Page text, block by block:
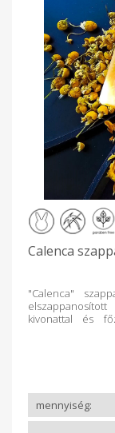
Calenca
"Calenca"
kivonattal és
festékanyaga
és
ápolja és
gyulladásgátló,
miatt bőr- és